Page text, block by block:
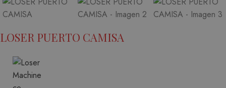
LOSER PUERTO CAMISA